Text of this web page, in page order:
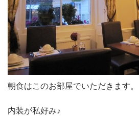
朝食はこのお部屋でいただきます。
内装が私好み♪